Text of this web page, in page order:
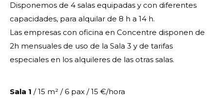
Disponemos de 4 salas equipadas y con diferentes
capacidades, para alquilar de 8 h a 14 h.
Las empresas con oficina en Concentre disponen de
2h mensuales de uso de la Sala 3 y de tarifas
especiales en los alquileres de las otras salas.
Sala 1 / 15 m² / 6 pax / 15 €/hora